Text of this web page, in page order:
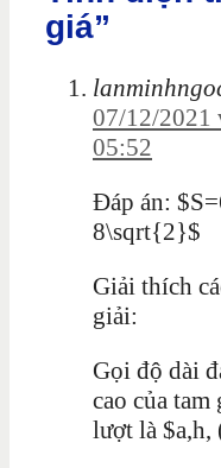
giá”
07/12/2021
05:52
Đáp án:
8\sqrt{2}$
Giải thích
giải:
Gọi độ dài
cao của tam
lượt là $a,h,